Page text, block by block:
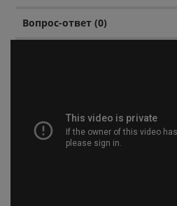
Вопрос-ответ (0)